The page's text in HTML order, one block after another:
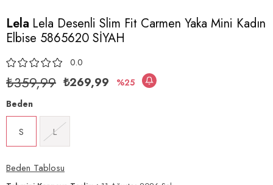
Lela Lela Desenli Slim Fit Carmen Yaka Mini Kadın
Elbise 5865620 SİYAH
0.0
₺359,99 ₺269,99
25
Beden
S L
Beden Tablosu